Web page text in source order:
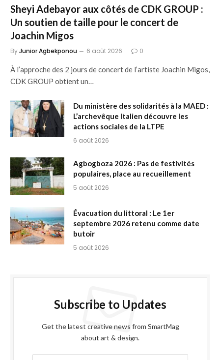
Sheyi Adebayor aux côtés de CDK GROUP :
Un soutien de taille pour le concert de
Joachin Migos
ByJunior Agbekponou 6 août 2026 0
À l’approche des 2 jours de concert de l’artiste Joachin Migos,
CDK GROUP obtient un…
Du ministère des solidarités à la MAED :
L’archevêque Italien découvre les
actions sociales de la LTPE
6 août 2026
Agbogboza 2026 : Pas de festivités
populaires, place au recueillement
5 août 2026
Évacuation du littoral : Le 1er
septembre 2026 retenu comme date
butoir
5 août 2026
Subscribe to Updates
Get the latest creative news from SmartMag
about art & design.